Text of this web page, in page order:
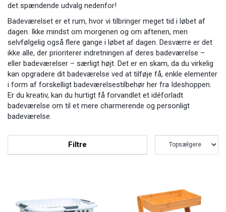
det spændende udvalg nedenfor!
Badeværelset er et rum, hvor vi tilbringer meget tid i løbet af
dagen. Ikke mindst om morgenen og om aftenen, men
selvfølgelig også flere gange i løbet af dagen. Desværre er det
ikke alle, der prioriterer indretningen af deres badeværelse –
eller badeværelser – særligt højt. Det er en skam, da du virkelig
kan opgradere dit badeværelse ved at tilføje få, enkle elementer
i form af forskelligt badeværelsestilbehør her fra Ideshoppen.
Er du kreativ, kan du hurtigt få forvandlet et idéforladt
badeværelse om til et mere charmerende og personligt
badeværelse.
Filtre